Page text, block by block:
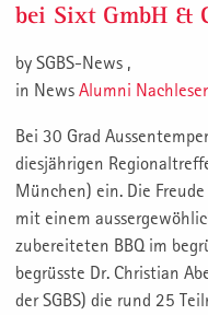
bei Sixt GmbH &
by SGBS-News ,
in News Alumni
Bei 30 Grad
diesjährigen
München) ein. Die
mit einem
zubereiteten BBQ im
begrüsste Dr. Christian
der SGBS) die rund 25